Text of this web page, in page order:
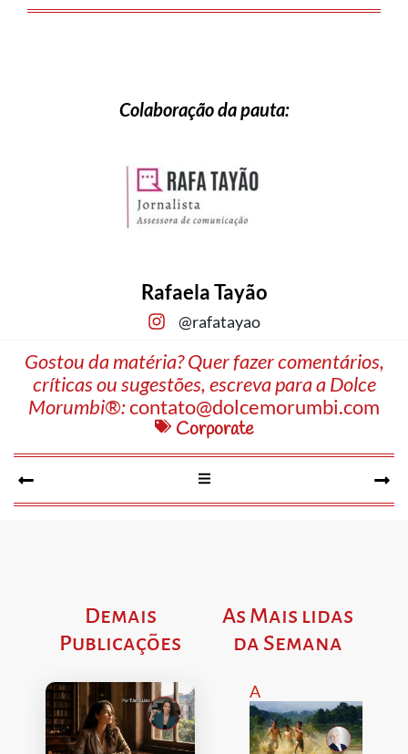
Colaboração da pauta:
Rafaela Tayão
@rafatayao
Gostou da matéria? Quer fazer comentários,
críticas ou sugestões, escreva para a Dolce
Morumbi®:contato@dolcemorumbi.com
Corporate
Demais
Publicações
As Mais lidas
da Semana
A